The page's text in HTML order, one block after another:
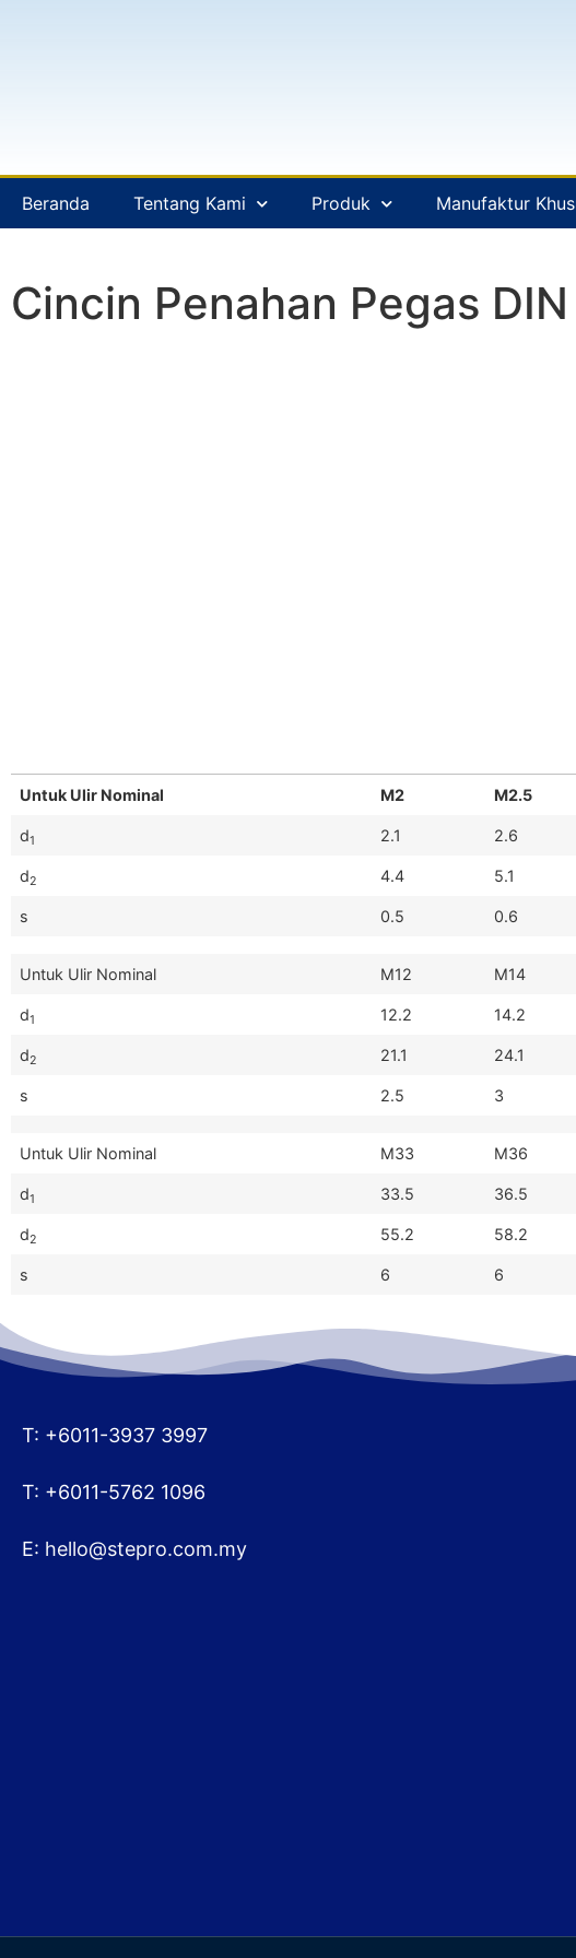
Beranda Tentang Kami Produk Manufaktur
Cincin Penahan Pegas DIN
Untuk Ulir Nominal M2 M2.5
d1 2.1 2.6
d2 4.4 5.1
s 0.5 0.6
Untuk Ulir Nominal M12 M14
d1 12.2 14.2
d2 21.1 24.1
s 2.5 3
Untuk Ulir Nominal M33 M36
d1 33.5 36.5
d2 55.2 58.2
s 6 6
T: +6011-3937 3997
T: +6011-5762 1096
E: hello@stepro.com.my